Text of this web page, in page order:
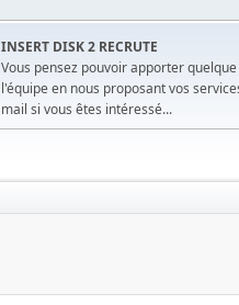
INSERT DISK 2 RECRUTE
Vous pensez pouvoir apporter
l'équipe en nous proposant vos
mail si vous êtes intéressé...